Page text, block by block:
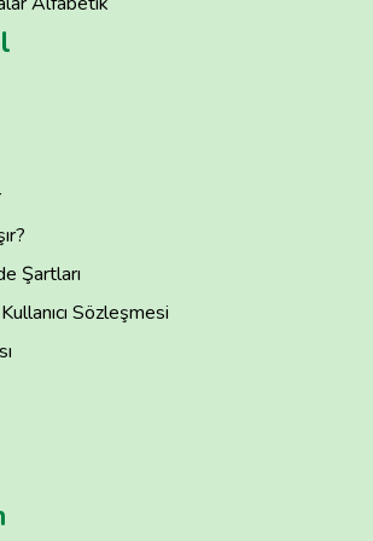
Şartları
Sözleşmesi